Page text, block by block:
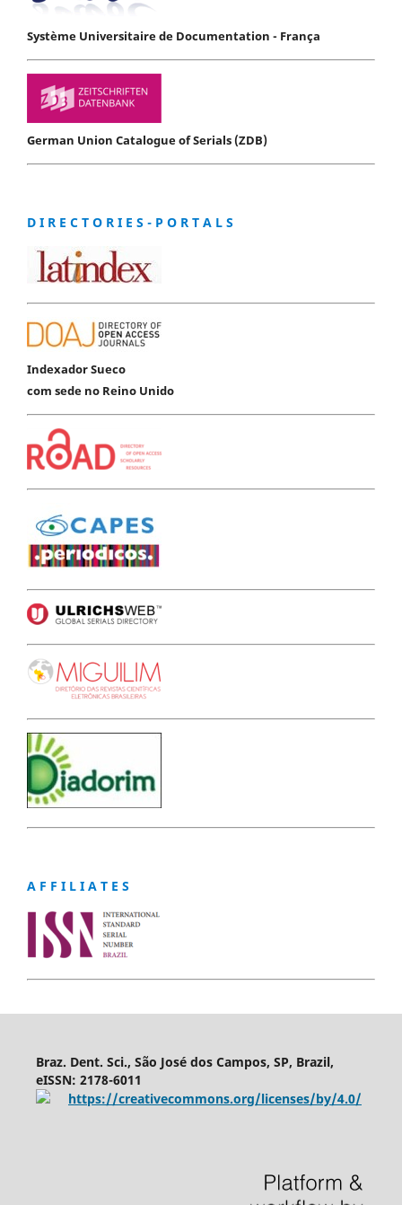
Système Universitaire de Documentation - França
German Union Catalogue of Serials (ZDB)
D I R E C T O R I E S - P O R T A L S
Indexador Sueco
com sede no Reino Unido
A F F I L I A T E S
Braz. Dent. Sci., São José dos Campos, SP, Brazil,
eISSN: 2178-6011
https://creativecommons.org/licenses/by/4.0/